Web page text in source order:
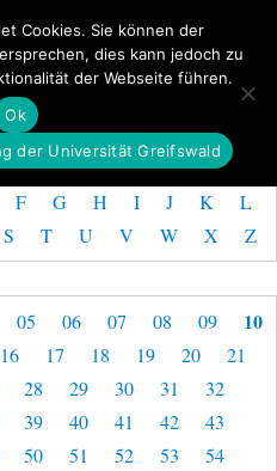
MENÜ
F G H I J K
L
S T U V W X Z
05 06 07 08 09 10
16 17 18 19 20
21
28 29 30 31
32
39 40 41 42
43
50 51 52 53
54
Cookies. Sie können der
dies kann jedoch zu
der Webseite führen.
Ok
der Universität Greifswald